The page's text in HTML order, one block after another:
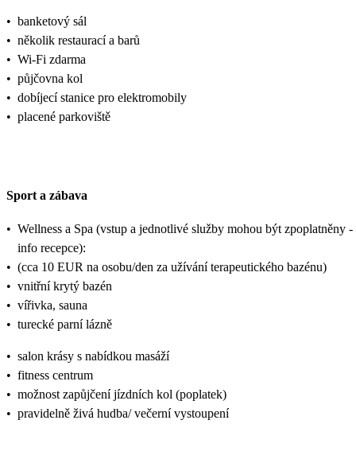
• banketový sál
• několik restaurací a barů
• Wi-Fi zdarma
• půjčovna kol
• dobíjecí stanice pro elektromobily
• placené parkoviště
Sport a zábava
• Wellness a Spa (vstup a jednotlivé služby mohou být zpoplatněny -
info recepce):
• (cca 10 EUR na osobu/den za užívání terapeutického bazénu)
• vnitřní krytý bazén
• vířivka, sauna
• turecké parní lázně
• salon krásy s nabídkou masáží
• fitness centrum
• možnost zapůjčení jízdních kol (poplatek)
• pravidelně živá hudba/ večerní vystoupení